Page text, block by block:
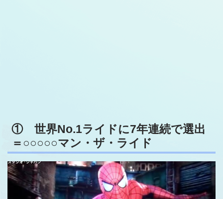
① 世界No.1ライドに7年連続で選出
＝○○○○○マン・ザ・ライド